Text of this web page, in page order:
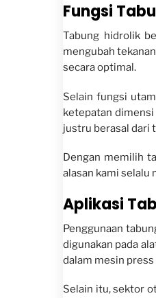
Fungsi
Tabung hidrolik
mengubah
secara optimal.
Selain fungsi
ketepatan dimensi
justru berasal dari
Dengan memilih
alasan kami
Aplikasi
Penggunaan
digunakan pada
dalam mesin press
Selain itu, sektor